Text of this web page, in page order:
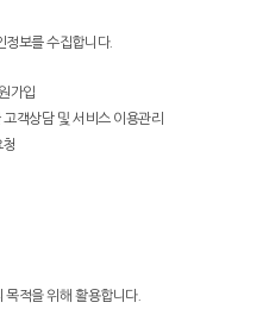
정보를 수집합니다.
가입
객상담 및 서비스 이용관리
적을 위해 활용합니다.